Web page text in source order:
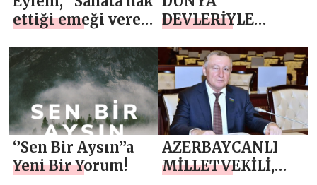
ettiği emeği veren
hak eder”
DEVLERİYLE
‘’Sen Bir Aysın’’a
Yeni Bir Yorum!
AZERBAYCANLI
MİLLETVEKİLİ,